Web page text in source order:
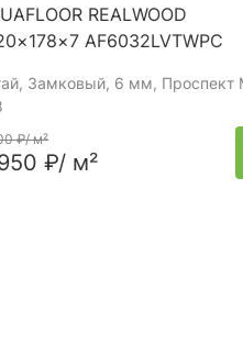
REALWOOD
AF6032LVTWPC
, Замковый, 6 мм, Проспект
₽/ м²
₽/ м²